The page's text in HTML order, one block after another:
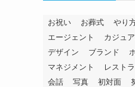
お祝い お葬式 やり
エージェント
カジュ
デザイン
ブランド
マネジメント
レスト
会話
写真 初対面